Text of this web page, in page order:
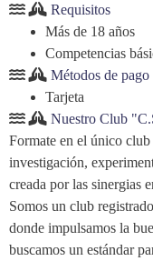
Requisitos
Más de 18 años
Competencias
Métodos de pago
Tarjeta
Nuestro Club
Formate en el único
investigación,
creada por las sinergias
Somos un club
donde impulsamos la
buscamos un estándar